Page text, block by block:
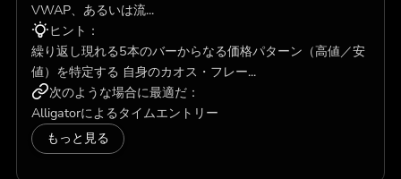
VWAP、あるいは流...
ヒント：
繰り返し現れる5本のバーからなる価格パターン（高値／安
値）を特定する 自身のカオス・フレー...
次のような場合に最適だ：
Alligatorによるタイムエントリー
もっと見る